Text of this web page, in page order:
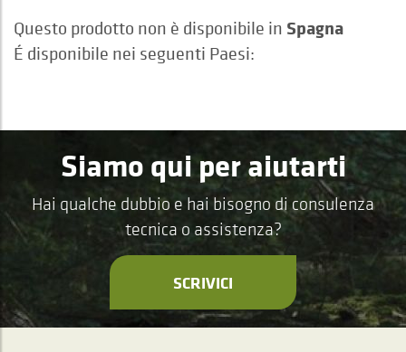
Questo prodotto non è disponibile in Spagna
É disponibile nei seguenti Paesi:
Siamo qui per aiutarti
Hai qualche dubbio e hai bisogno di consulenza
tecnica o assistenza?
SCRIVICI